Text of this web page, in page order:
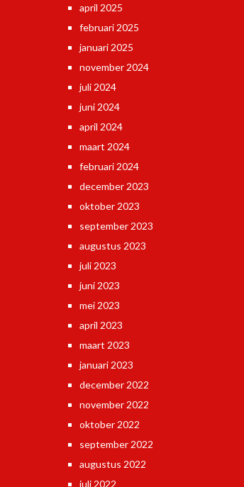
april 2025
februari 2025
januari 2025
november 2024
juli 2024
juni 2024
april 2024
maart 2024
februari 2024
december 2023
oktober 2023
september 2023
augustus 2023
juli 2023
juni 2023
mei 2023
april 2023
maart 2023
januari 2023
december 2022
november 2022
oktober 2022
september 2022
augustus 2022
juli 2022